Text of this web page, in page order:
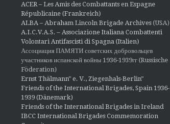
ACER – Les Amis des Combattants en Espagne
Républicaine (Frankreich)
ALBA – Abraham Lincoln Brigade Archives(USA)
A.I.C.V.A.S. – Associazione Italiana Combattenti
Volontari Antifascisti di Spagna (Italien)
Ассоциация ПАМЯТИ советских добровольцев
участников испанской войны 1936-1939гг (Russische
Föderation)
Ernst Thälmann" e. V., Ziegenhals-Berlin"
Friends of the International Brigades, Spain 1936-
1939 (Dänemark)
Friends of the International Brigades in Ireland
IBCC International Brigades Commemoration